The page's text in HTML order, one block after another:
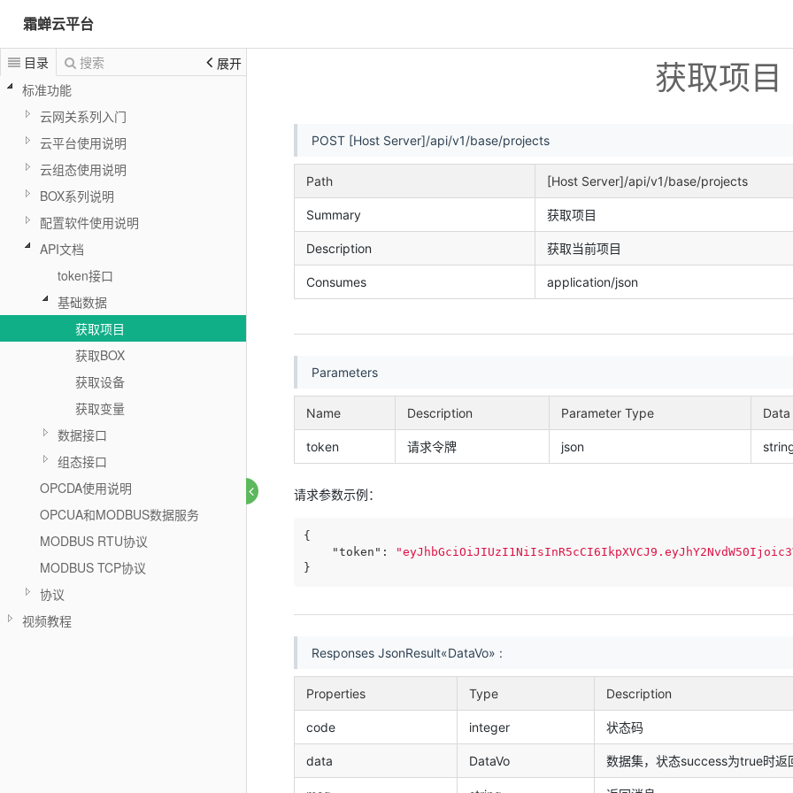
霜蝉云平台
目录 搜索
展开
标准功能
云网关系列入门
云平台使用说明
云组态使用说明
BOX系列说明
配置软件使用说明
API文档
token接口
基础数据
获取项目
获取BOX
获取设备
获取变量
数据接口
组态接口
OPCDA使用说明
OPCUA和MODBUS数据服务
MODBUS RTU协议
MODBUS TCP协议
协议
视频教程
获取项目
POST [Host Server]/api/v1/base/projects
Path [Host Server]/api/v1/base/projects
Summary 获取项目
Description 获取当前项目
Consumes application/json
Parameters
Name Description Parameter Type
token 请求令牌 json
请求参数示例：
{
"token" :
}
Responses JsonResult«DataVo» :
Properties Type Description
code integer 状态码
data DataVo 数据集，状态success为true时返